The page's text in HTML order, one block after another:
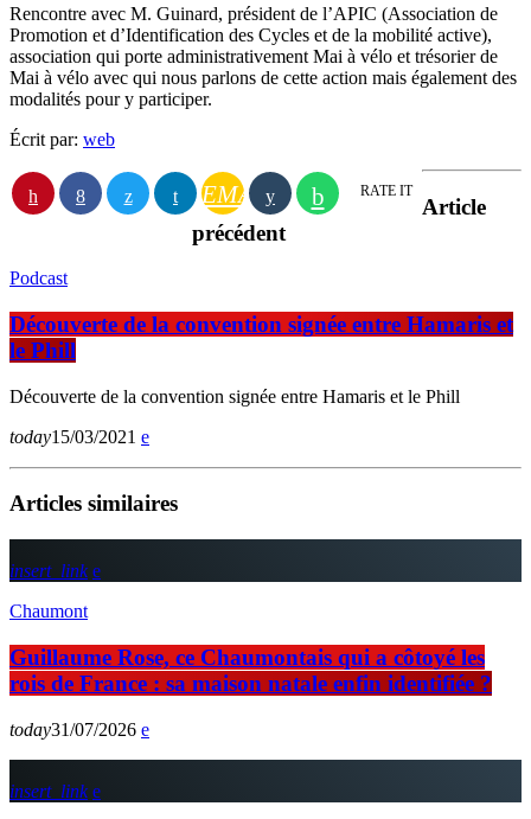
Rencontre avec M. Guinard, président de l’APIC (Association de
Promotion et d’Identification des Cycles et de la mobilité active),
association qui porte administrativement Mai à vélo et trésorier de
Mai à vélo avec qui nous parlons de cette action mais également des
modalités pour y participer.
Écrit par: web
EMAIL RATE IT
Article
précédent
Podcast
Découverte de la convention signée entre Hamaris et
le Phill
Découverte de la convention signée entre Hamaris et le Phill
today15/03/2021
Articles similaires
insert_link
Chaumont
Guillaume Rose, ce Chaumontais qui a côtoyé les
rois de France : sa maison natale enfin identifiée ?
today31/07/2026
insert_link